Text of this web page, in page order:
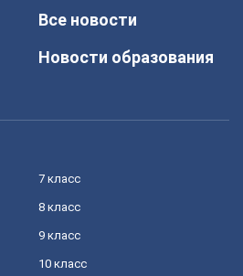
Все новости
Новости образования
7 класс
8 класс
9 класс
10 класс